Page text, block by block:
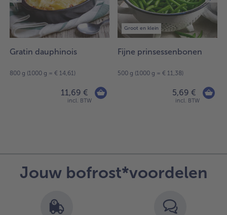
Gratin dauphinois
800 g (1000 g = € 14,61)
11,69 €
incl. BTW
Groot en klein
Fijne prinsessenbonen
500 g (1000 g = € 11,38)
5,69 €
incl. BTW
Jouw bofrost*voordelen